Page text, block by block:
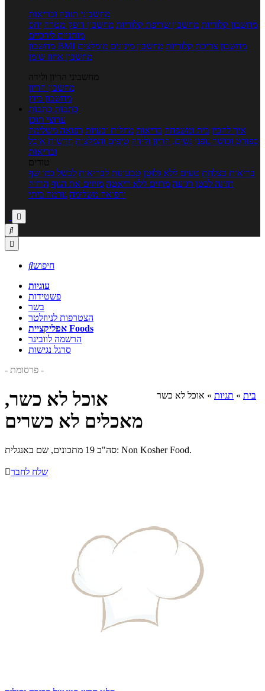
מחשבוני תזונה ובריאות
מחשבון קלוריות מחשבון שריפת קלוריות מחשבון דופק מטרה יחס
מותניים לירכיים
מחשבון BMI
מחשבון צריכת קלוריות מחשבון מינונים מומלצים
מחשבון אחוז שומן
מחשבוני הריון ולידה
מחשבון הריון
מחשבון ביוץ
כתבות כתבות
ערוצי תוכן
איך להכין בית ומשפחה בריאות מחלות ובעיות רפואה משלימה
ספורט וכושר גופני נשים, הריון ולידה טיפים והמלצות חדשות אוכל
ובריאות
טורים
בריאות בצלחת טעים ללא גלוטן טבעונות לבריאות לבשל כמו שף
תזונה לבטן רגועה מרזים ללא דיאטה מזיזים את הגוף הרזיה
ורפואה משלימה גורמה ביתי



חיפוש
עוגיות
פשטידות
בשר
הצטרפות לניוזלטר
אפליקציית Foods
הרשמה לוובינר
סרגל נגישות
- פרסומת -
בית » תגיות » אוכל לא כשר
אוכל לא כשר,
מאכלים לא כשרים
סה"כ 19 מתכונים, שם באנגלית: Non Kosher Food.
שלח לחבר